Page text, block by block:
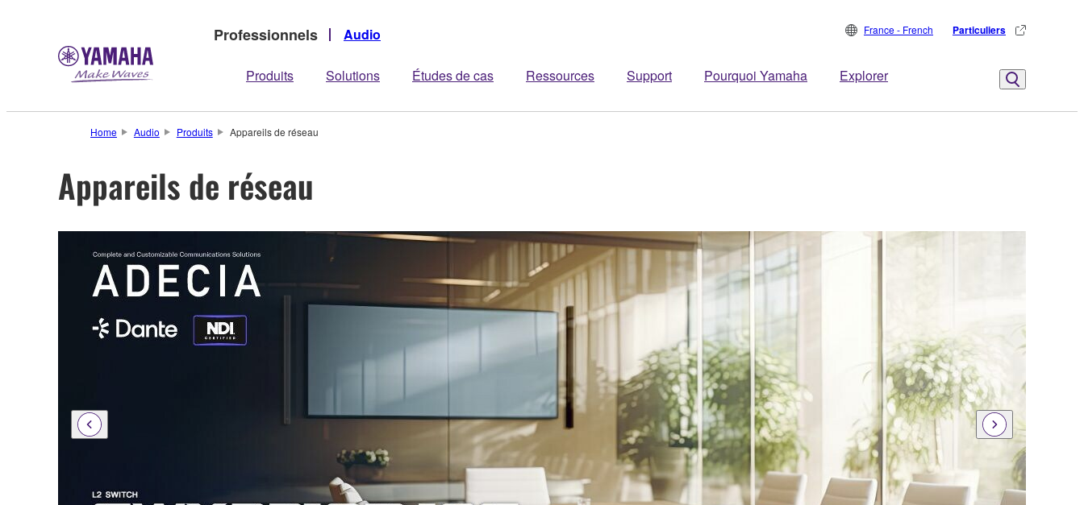
Professionnels Audio
Produits Solutions Études de cas Ressources Support Pourquoi Yamaha Explorer
France - French Particuliers
Home Audio Produits Appareils de réseau
Appareils de réseau